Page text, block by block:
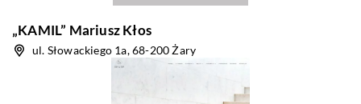
„KAMIL” Mariusz Kłos
ul. Słowackiego 1a, 68-200 Żary